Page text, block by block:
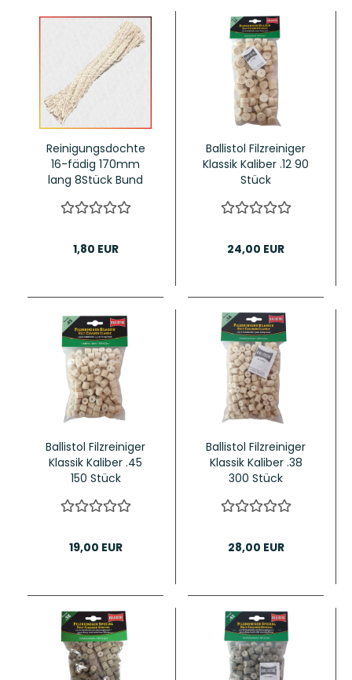
Reinigungsdochte
16-fädig 170mm
lang 8Stück Bund
1,80 EUR
Ballistol Filzreiniger
Klassik Kaliber .12 90
Stück
24,00 EUR
Ballistol Filzreiniger
Klassik Kaliber .45
150 Stück
19,00 EUR
Ballistol Filzreiniger
Klassik Kaliber .38
300 Stück
28,00 EUR